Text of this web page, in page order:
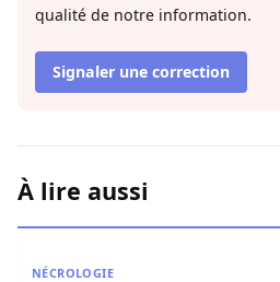
qualité de notre information.
Signaler une correction
À lire aussi
NÉCROLOGIE